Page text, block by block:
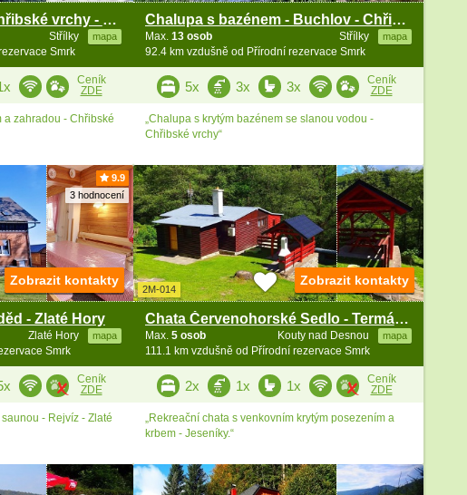
Chata s bazénem - Chřibské vrchy - Koryčany
Střílky mapa
Smrk
Ceník
ZDE
a zahradou - Chřibské
Chalupa s bazénem - Buchlov - Chřibské vrchy
Střílky mapa
Max. 13 osob
92.4 km vzdušně od Přírodní rezervace Smrk
5x 3x 3x
Ceník
ZDE
„Chalupa s krytým bazénem se slanou vodou -
Chřibské vrchy“
9.9
3 hodnocení
- Zlaté Hory
Zlaté Hory mapa
Smrk
Zobrazit kontakty
Ceník
ZDE
- Rejvíz - Zlaté
2M-014
Chata Červenohorské Sedlo - Termály Velké Losiny
Kouty nad Desnou mapa
Max. 5 osob
111.1 km vzdušně od Přírodní rezervace Smrk
Zobrazit kontakty
2x 1x 1x
Ceník
ZDE
„Rekreační chata s venkovním krytým posezením a
krbem - Jeseníky.“